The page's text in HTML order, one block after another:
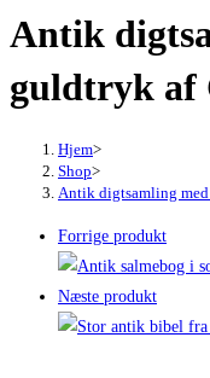
Antik
guldtryk af
Hjem>
Shop>
Antik digtsamling
Forrige produkt
Næste produkt